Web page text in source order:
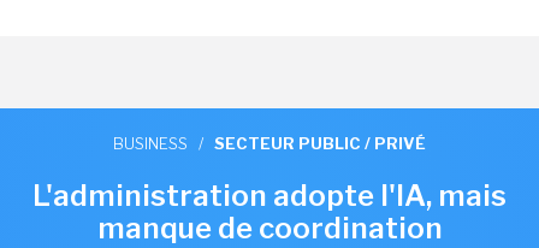
BUSINESS / SECTEUR PUBLIC / PRIVÉ
L'administration adopte l'IA, mais
manque de coordination